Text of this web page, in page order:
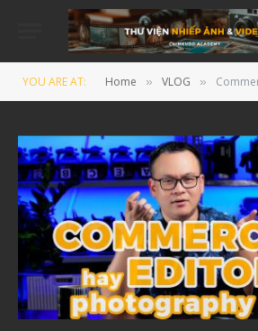
YOU ARE AT: Home » VLOG »